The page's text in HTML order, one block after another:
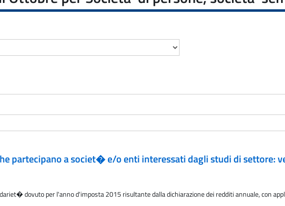
partecipano a societ� e/o enti interessati dagli studi di
dovuto per l'anno d'imposta 2015 risultante dalla dichiarazione dei redditi annuale, con